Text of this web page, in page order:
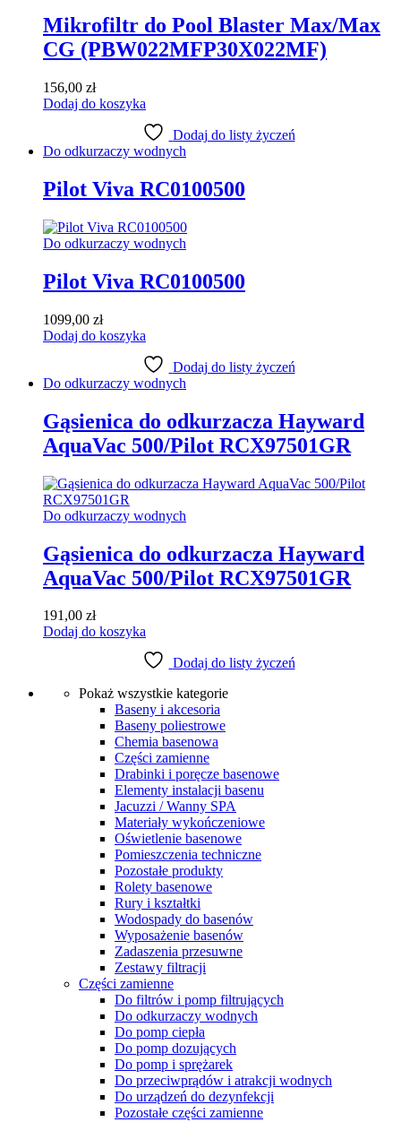
Mikrofiltr do Pool Blaster Max/Max
CG (PBW022MFP30X022MF)
156,00 zł
Dodaj do koszyka
Dodaj do listy życzeń
Do odkurzaczy wodnych
Pilot Viva RC0100500
Do odkurzaczy wodnych
Pilot Viva RC0100500
1099,00 zł
Dodaj do koszyka
Dodaj do listy życzeń
Do odkurzaczy wodnych
Gąsienica do odkurzacza Hayward
AquaVac 500/Pilot RCX97501GR
Do odkurzaczy wodnych
Gąsienica do odkurzacza Hayward
AquaVac 500/Pilot RCX97501GR
191,00 zł
Dodaj do koszyka
Dodaj do listy życzeń
Pokaż wszystkie kategorie
Baseny i akcesoria
Baseny poliestrowe
Chemia basenowa
Części zamienne
Drabinki i poręcze basenowe
Elementy instalacji basenu
Jacuzzi / Wanny SPA
Materiały wykończeniowe
Oświetlenie basenowe
Pomieszczenia techniczne
Pozostałe produkty
Rolety basenowe
Rury i kształtki
Wodospady do basenów
Wyposażenie basenów
Zadaszenia przesuwne
Zestawy filtracji
Części zamienne
Do filtrów i pomp filtrujących
Do odkurzaczy wodnych
Do pomp ciepła
Do pomp dozujących
Do pomp i sprężarek
Do przeciwprądów i atrakcji wodnych
Do urządzeń do dezynfekcji
Pozostałe części zamienne